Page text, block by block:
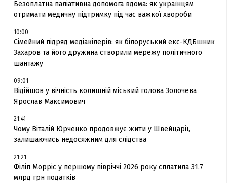
Безоплатна паліативна допомога вдома: як українцям
отримати медичну підтримку під час важкої хвороби
10:00
Сімейний підряд медіакілерів: як білоруський екс-КДБшник
Захаров та його дружина створили мережу політичного
шантажу
09:01
Відійшов у вічність колишній міський голова Золочева
Ярослав Максимович
21:41
Чому Віталій Юрченко продовжує жити у Швейцарії,
залишаючись недосяжним для слідства
21:21
Філіп Морріс у першому півріччі 2026 року сплатила 31.7
млрд грн податків